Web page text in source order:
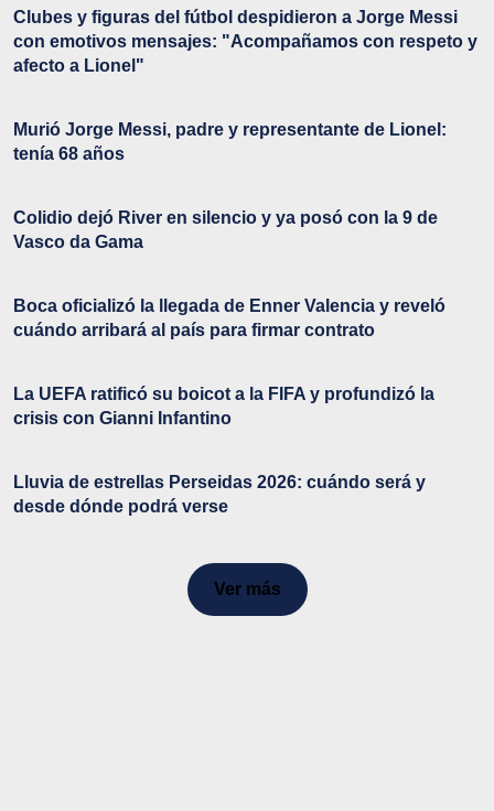
Clubes y figuras del fútbol despidieron a Jorge Messi
con emotivos mensajes: "Acompañamos con respeto y
afecto a Lionel"
Murió Jorge Messi, padre y representante de Lionel:
tenía 68 años
Colidio dejó River en silencio y ya posó con la 9 de
Vasco da Gama
Boca oficializó la llegada de Enner Valencia y reveló
cuándo arribará al país para firmar contrato
La UEFA ratificó su boicot a la FIFA y profundizó la
crisis con Gianni Infantino
Lluvia de estrellas Perseidas 2026: cuándo será y
desde dónde podrá verse
Ver más